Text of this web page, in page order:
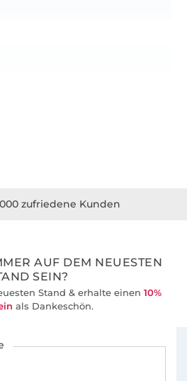
zufriedene Kunden
AUF DEM NEUESTEN
SEIN?
Stand & erhalte einen 10%
als Dankeschön.